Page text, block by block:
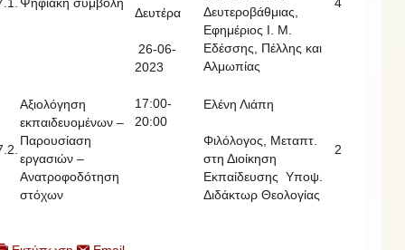
Ψηφιακή συμβολή
Δευτέρα
26-06-
2023
17:00-
20:00
Δευτεροβάθμιας,
Εφημέριος Ι. Μ.
Εδέσσης, Πέλλης και
Αλμωπίας
4
Αξιολόγηση
εκπαιδευομένων –
Παρουσίαση
εργασιών –
Ανατροφοδότηση
στόχων
Ελένη Λιάπη
Φιλόλογος, Μεταπτ.
στη Διοίκηση
Εκπαίδευσης Υποψ.
Διδάκτωρ Θεολογίας
2